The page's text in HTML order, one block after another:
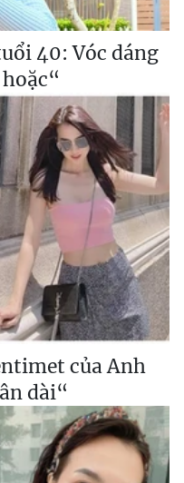
40: Vóc dáng
của Anh
dài“